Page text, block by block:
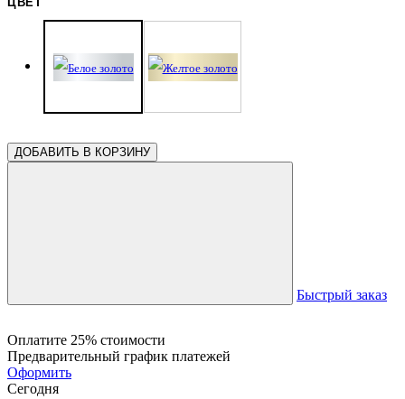
ДОБАВИТЬ В КОРЗИНУ
Быстрый заказ
Оплатите 25% стоимости
Предварительный график платежей
Оформить
Сегодня